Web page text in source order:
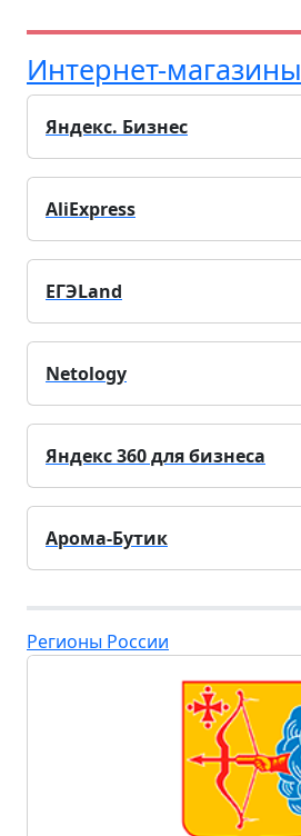
Интернет-магазины
Яндекс. Бизнес
AliExpress
ЕГЭLand
Netology
Яндекс 360 для бизнеса
Арома-Бутик
Регионы России